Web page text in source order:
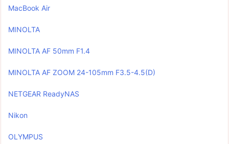
MacBook Air
MINOLTA
MINOLTA AF 50mm F1.4
MINOLTA AF ZOOM 24-105mm F3.5-4.5(D)
NETGEAR ReadyNAS
Nikon
OLYMPUS